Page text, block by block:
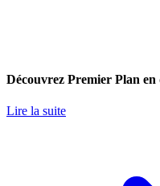
Découvrez Premier Plan en
Lire la suite